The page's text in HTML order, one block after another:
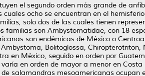
el segundo orden más grande de
cuales ocho se encuentran en el
solo dos de las cuales tienen
familias son Ambystomatidae, con 18
son endémicas de México o
Bolitoglossa,
en México, seguido en orden por
en orden de mayor a menor en
salamandras mesoamericanas ocupan